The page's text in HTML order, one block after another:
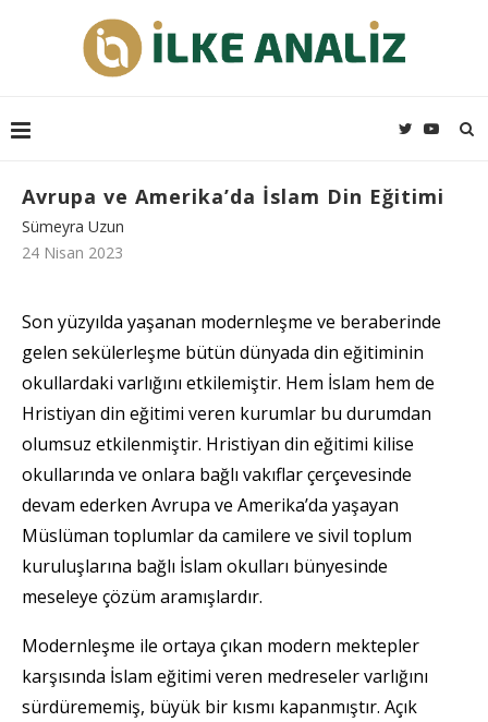
Avrupa ve Amerika’da İslam Din Eğitimi
Sümeyra Uzun
24 Nisan 2023
Son yüzyılda yaşanan modernleşme ve beraberinde
gelen sekülerleşme bütün dünyada din eğitiminin
okullardaki varlığını etkilemiştir. Hem İslam hem de
Hristiyan din eğitimi veren kurumlar bu durumdan
olumsuz etkilenmiştir. Hristiyan din eğitimi kilise
okullarında ve onlara bağlı vakıflar çerçevesinde
devam ederken Avrupa ve Amerika’da yaşayan
Müslüman toplumlar da camilere ve sivil toplum
kuruluşlarına bağlı İslam okulları bünyesinde
meseleye çözüm aramışlardır.
Modernleşme ile ortaya çıkan modern mektepler
karşısında İslam eğitimi veren medreseler varlığını
sürdürememiş, büyük bir kısmı kapanmıştır. Açık